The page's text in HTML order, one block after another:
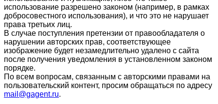
использование разрешено законом (например, в рамках
добросовестного использования), и что это не нарушает
права третьих лиц.
В случае поступления претензии от правообладателя о
нарушении авторских прав, соответствующее
изображение будет незамедлительно удалено с сайта
после получения уведомления в установленном законом
порядке.
По всем вопросам, связанным с авторскими правами на
пользовательский контент, просим обращаться по адресу
mail@gagent.ru.